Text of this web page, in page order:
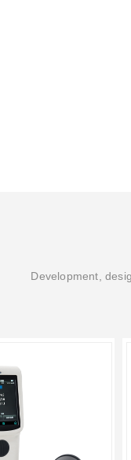
Development,